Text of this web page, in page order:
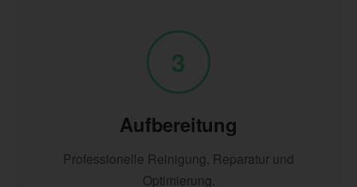
3
Aufbereitung
Professionelle Reinigung, Reparatur und
Optimierung.